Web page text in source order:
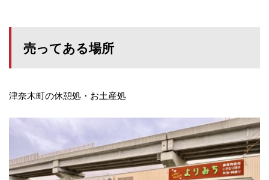
売ってある場所
津奈木町の休憩処・お土産処